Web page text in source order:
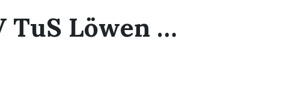
TuS Löwen …